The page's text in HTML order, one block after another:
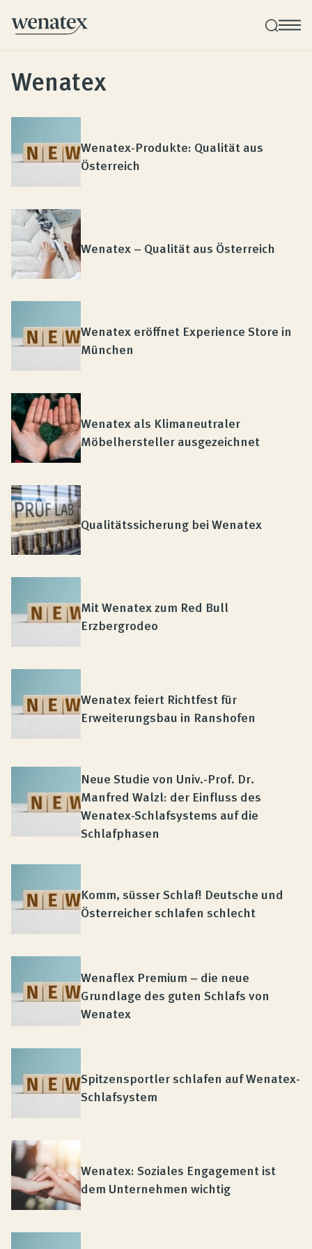
Wenatex Schlafberatung
Produkte
Qualität und Garantie
Kundenbewertungen
Unternehmen
Kontakt
Magazin
Wenatex
Wenatex-Produkte: Qualität aus
Österreich
Wenatex – Qualität aus Österreich
Wenatex eröffnet Experience Store in
München
Wenatex als Klimaneutraler
Möbelhersteller ausgezeichnet
Qualitätssicherung bei Wenatex
Mit Wenatex zum Red Bull
Erzbergrodeo
Wenatex feiert Richtfest für
Erweiterungsbau in Ranshofen
Neue Studie von Univ.-Prof. Dr.
Manfred Walzl: der Einfluss des
Wenatex-Schlafsystems auf die
Schlafphasen
Komm, süsser Schlaf! Deutsche und
Österreicher schlafen schlecht
Wenaflex Premium – die neue
Grundlage des guten Schlafs von
Wenatex
Spitzensportler schlafen auf Wenatex-
Schlafsystem
Wenatex: Soziales Engagement ist
dem Unternehmen wichtig